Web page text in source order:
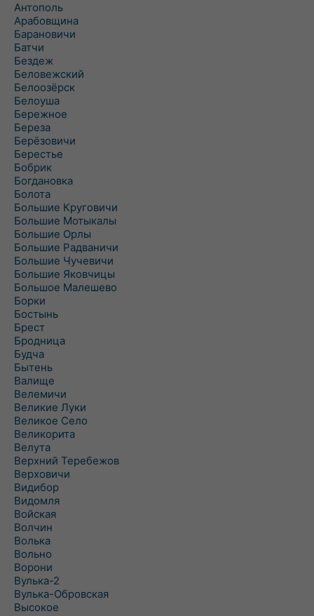
Антополь
Арабовщина
Барановичи
Батчи
Бездеж
Беловежский
Белоозёрск
Белоуша
Бережное
Береза
Берёзовичи
Берестье
Бобрик
Богдановка
Болота
Большие Круговичи
Большие Мотыкалы
Большие Орлы
Большие Радваничи
Большие Чучевичи
Большие Яковчицы
Большое Малешево
Борки
Бостынь
Брест
Бродница
Будча
Бытень
Валище
Велемичи
Великие Луки
Великое Село
Великорита
Велута
Верхний Теребежов
Верховичи
Видибор
Видомля
Войская
Волчин
Волька
Вольно
Ворони
Вулька-2
Вулька-Обровская
Высокое